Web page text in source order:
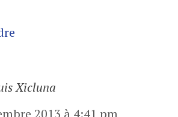
Xicluna
2013 à 4:41 pm